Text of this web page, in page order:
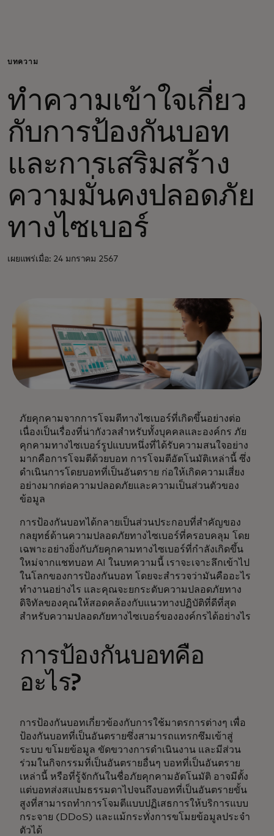
สำหรับธุรกิจ
เพื่อโลก
สำหรับผู้สร้างนวัตกรรม
ข่าวสารและแนวโน้ม
บทความ
ทำความเข้าใจเกี่ยว
กับการป้องกันบอท
และการเสริมสร้าง
ความมั่นคงปลอดภัย
ทางไซเบอร์
เผยแพร่เมื่อ: 24 มกราคม 2567
ภัยคุกคามจากการโจมตีทางไซเบอร์ที่เกิดขึ้นอย่างต่อ
เนื่องเป็นเรื่องที่น่ากังวลสำหรับทั้งบุคคลและองค์กร ภัย
คุกคามทางไซเบอร์รูปแบบหนึ่งที่ได้รับความสนใจอย่าง
มากคือการโจมตีด้วยบอท การโจมตีอัตโนมัติเหล่านี้ ซึ่ง
ดำเนินการโดยบอทที่เป็นอันตราย ก่อให้เกิดความเสี่ยง
อย่างมากต่อความปลอดภัยและความเป็นส่วนตัวของ
ข้อมูล
การป้องกันบอทได้กลายเป็นส่วนประกอบที่สำคัญของ
กลยุทธ์ด้านความปลอดภัยทางไซเบอร์ที่ครอบคลุม โดย
เฉพาะอย่างยิ่งกับภัยคุกคามทางไซเบอร์ที่กำลังเกิดขึ้น
ใหม่จากแชทบอท AI ในบทความนี้ เราจะเจาะลึกเข้าไป
ในโลกของการป้องกันบอท โดยจะสำรวจว่ามันคืออะไร
ทำงานอย่างไร และคุณจะยกระดับความปลอดภัยทาง
ดิจิทัลของคุณให้สอดคล้องกับแนวทางปฏิบัติที่ดีที่สุด
สำหรับความปลอดภัยทางไซเบอร์ขององค์กรได้อย่างไร
การป้องกันบอทคือ
อะไร?
การป้องกันบอทเกี่ยวข้องกับการใช้มาตรการต่างๆ เพื่อ
ป้องกันบอทที่เป็นอันตรายซึ่งสามารถแทรกซึมเข้าสู่
ระบบ ขโมยข้อมูล ขัดขวางการดำเนินงาน และมีส่วน
ร่วมในกิจกรรมที่เป็นอันตรายอื่นๆ บอทที่เป็นอันตราย
เหล่านี้ หรือที่รู้จักกันในชื่อภัยคุกคามอัตโนมัติ อาจมีตั้ง
แต่บอทส่งสแปมธรรมดาไปจนถึงบอทที่เป็นอันตรายขั้น
สูงที่สามารถทำการโจมตีแบบปฏิเสธการให้บริการแบบ
กระจาย (DDoS) และแม้กระทั่งการขโมยข้อมูลประจำ
ตัวได้